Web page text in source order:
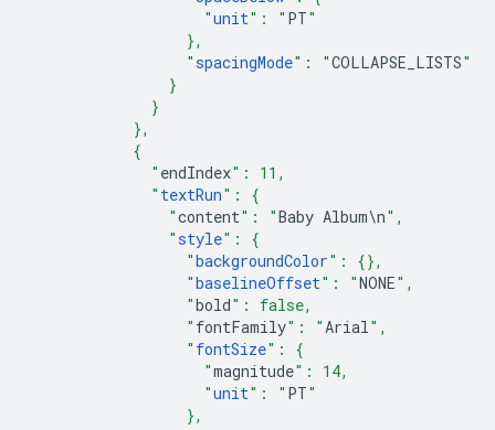
                    "
unit": " PT"
                  },
                  "
spacingMode": "COLLAPSE_LISTS"
                }
              }
            },
            {
              "
endIndex": 11,
              "
textRun": {
                "
content": "Baby Album\n",
                "
style": {
                  "
backgroundColor": {},
                  "
baselineOffset": "NONE",
                  "
bold": false,
                  "
fontFamily": "Arial",
                  "
fontSize": {
                    "
magnitude": 14,
                    "
unit": " PT"
                  },